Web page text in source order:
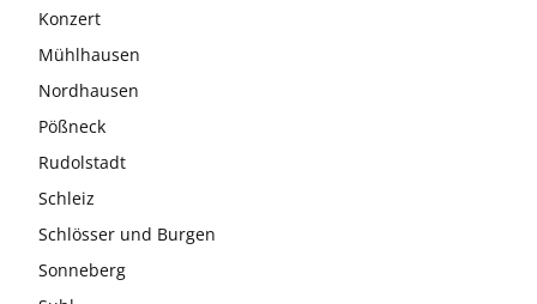
Konzert
Mühlhausen
Nordhausen
Pößneck
Rudolstadt
Schleiz
Schlösser und Burgen
Sonneberg